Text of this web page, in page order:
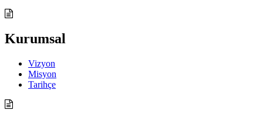
Kurumsal
Vizyon
Misyon
Tarihçe